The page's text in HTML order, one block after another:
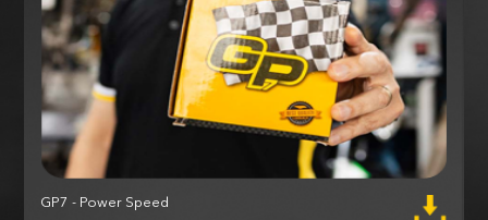
GP7 - Power Speed